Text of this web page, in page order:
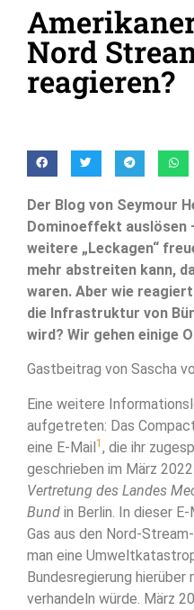
Nord
reagieren?
Der Blog von Seymour
Dominoeffekt auslösen
weitere „Leckagen“
mehr abstreiten kann,
waren. Aber wie
die Infrastruktur von
wird? Wir gehen einige
Gastbeitrag von Sascha
Eine weitere
aufgetreten: Das
eine E-Mail1 , die ihr
geschrieben im März
Vertretung des Landes
Bund in Berlin. In dieser
Gas aus den Nord-
man eine
Bundesregierung hierüber
verhandeln würde. März